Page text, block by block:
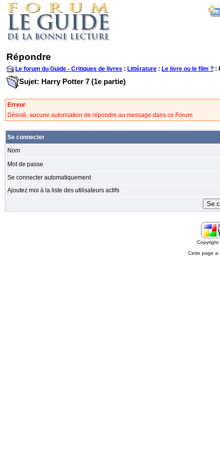
Répondre
Le forum du Guide - Critiques de livres : Littérature : Le livre ou le film ? :
Sujet: Harry Potter 7 (1e partie)
Erreur
Désolé, aucune autorisation de répondre au message dans ce Forum
Se connecter
Nom
Mot de passe
Se connecter automatiquement
Ajoutez moi à la liste des utilisateurs actifs
Cette page a